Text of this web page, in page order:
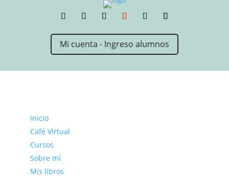
Mi cuenta - Ingreso alumnos
Inicio
Café Virtual
Cursos
Sobre mí
Mis libros